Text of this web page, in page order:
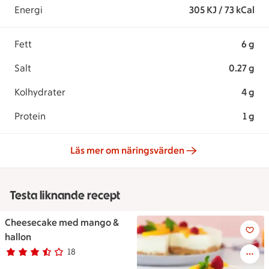
Energi 305 KJ / 73 kCal
Fett 6 g
Salt 0.27 g
Kolhydrater 4 g
Protein 1 g
Läs mer om näringsvärden
Testa liknande recept
Cheesecake med mango &
hallon
Betyg 3.4 av 5. 18
18 personer har röstat
Cheesecake med mango &